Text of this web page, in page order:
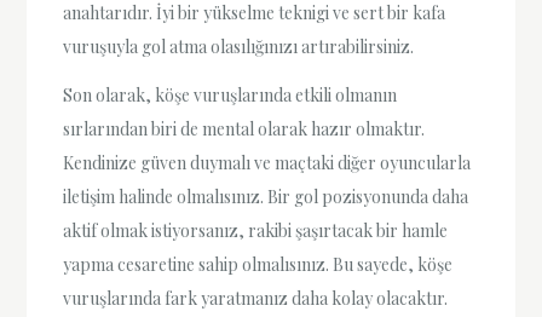
anahtarıdır. İyi bir yükselme teknigi ve sert bir kafa
vuruşuyla gol atma olasılığınızı artırabilirsiniz.
Son olarak, köşe vuruşlarında etkili olmanın
sırlarından biri de mental olarak hazır olmaktır.
Kendinize güven duymalı ve maçtaki diğer oyuncularla
iletişim halinde olmalısınız. Bir gol pozisyonunda daha
aktif olmak istiyorsanız, rakibi şaşırtacak bir hamle
yapma cesaretine sahip olmalısınız. Bu sayede, köşe
vuruşlarında fark yaratmanız daha kolay olacaktır.